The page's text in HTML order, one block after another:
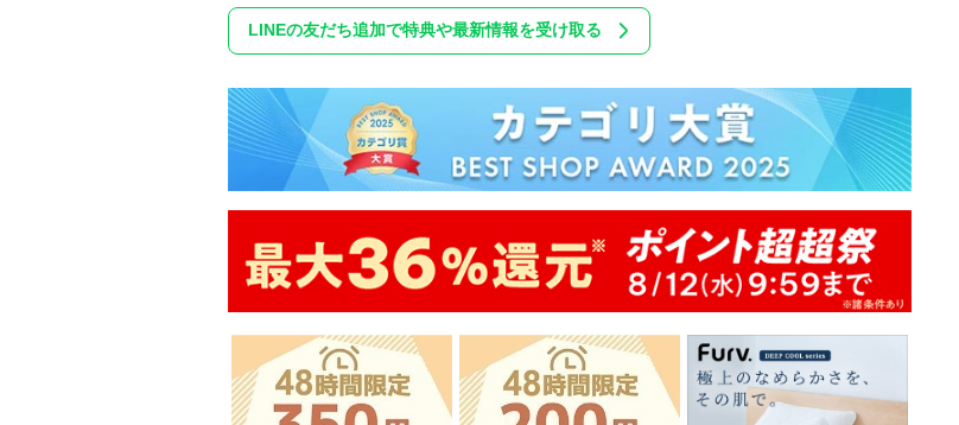
LINEの友だち追加で特典や最新情報を受け取る